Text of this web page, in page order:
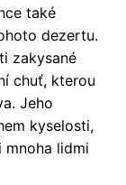
také
dezertu.
zakysané
chuť, kterou
Jeho
kyselosti,
lidmi